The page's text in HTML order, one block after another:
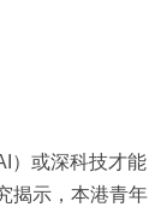
）或深科技才能
揭示，本港青年